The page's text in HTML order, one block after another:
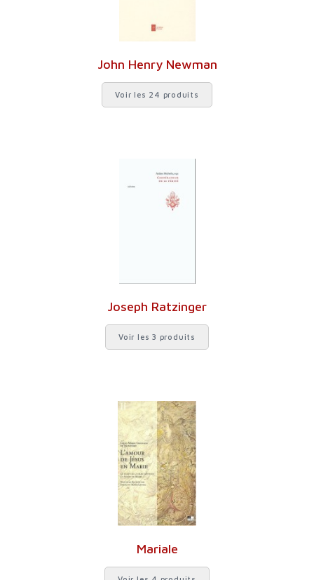
John Henry Newman
Voir les 24 produits
Joseph Ratzinger
Voir les 3 produits
Mariale